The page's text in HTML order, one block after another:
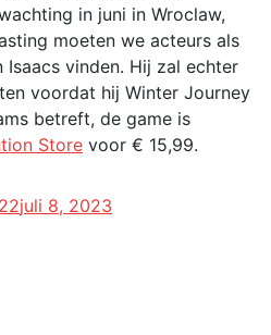
in juni in Wroclaw,
moeten we acteurs als
vinden. Hij zal echter
voordat hij Winter Journey
betreft, de game is
Store voor € 15,99.
juli 8, 2023